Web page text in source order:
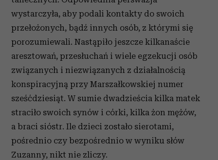
i reklam, aby oferować funkcje społecznościowe i
analizować ruch w naszej witrynie. Informacje o tym, jak
korzystasz z naszej witryny, udostępniamy partnerom
społecznościowym, reklamowym i analitycznym.
Partnerzy mogą połączyć te informacje z innymi danymi
otrzymanymi od Ciebie lub uzyskanymi podczas
korzystania z ich usług.
wystarczyła, aby podali kontakty do swoich
przełożonych, bądź innych osób, z którymi się
porozumiewali. Nastąpiło jeszcze kilkanaście
aresztowań, przesłuchań i wiele egzekucji osób
związanych i niezwiązanych z działalnością
konspiracyjną przy Marszałkowskiej numer
sześćdziesiąt. W sumie dwadzieścia kilka matek
straciło swoich synów i córki, kilka żon mężów,
a braci sióstr. Ile dzieci zostało sierotami,
pośrednio czy bezpośrednio w wyniku słów
Zuzanny, nikt nie zliczy.